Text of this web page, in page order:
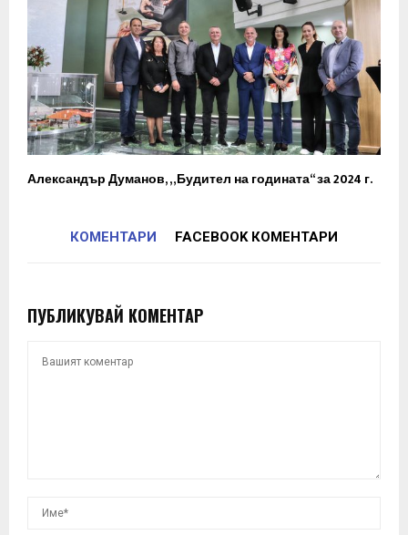
Александър Думанов, „Будител на годината“ за 2024 г.
КОМЕНТАРИ FACEBOOK КОМЕНТАРИ
ПУБЛИКУВАЙ КОМЕНТАР